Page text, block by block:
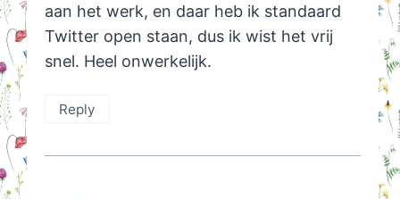
aan het werk, en daar heb ik standaard
Twitter open staan, dus ik wist het vrij
snel. Heel onwerkelijk.
Reply